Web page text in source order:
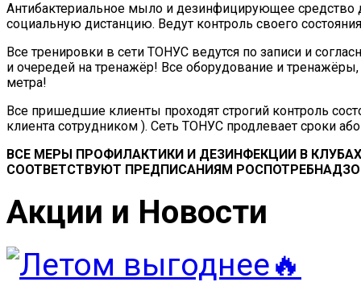
Антибактериальное мыло и дезинфицирующее средство
социальную дистанцию. Ведут контроль своего
Все тренировки в сети ТОНУС ведутся по записи и
и очередей на тренажёр! Все оборудование и
метра!
Все пришедшие клиенты проходят строгий контроль
клиента сотрудником ). Сеть ТОНУС продлевает сроки
ВСЕ МЕРЫ ПРОФИЛАКТИКИ И ДЕЗИНФЕКЦИИ В
СООТВЕТСТВУЮТ ПРЕДПИСАНИЯМ
Акции и Новости